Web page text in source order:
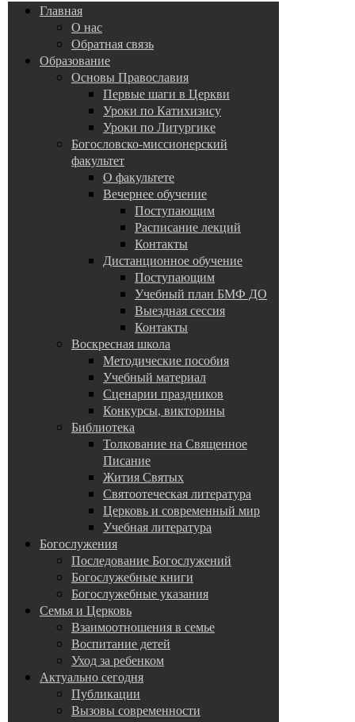
Главная
О нас
Обратная связь
Образование
Основы Православия
Первые шаги в Церкви
Уроки по Катихизису
Уроки по Литургике
Богословско-миссионерский
факультет
О факультете
Вечернее обучение
Поступающим
Расписание лекций
Контакты
Дистанционное обучение
Поступающим
Учебный план БМФ ДО
Выездная сессия
Контакты
Воскресная школа
Методические пособия
Учебный материал
Сценарии праздников
Конкурсы, викторины
Библиотека
Толкование на Священное
Писание
Жития Святых
Святоотеческая литература
Церковь и современный мир
Учебная литература
Богослужения
Последование Богослужений
Богослужебные книги
Богослужебные указания
Семья и Церковь
Взаимоотношения в семье
Воспитание детей
Уход за ребенком
Актуально сегодня
Публикации
Вызовы современности